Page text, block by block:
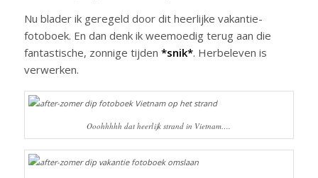
Nu blader ik geregeld door dit heerlijke vakantie-
fotoboek. En dan denk ik weemoedig terug aan die
fantastische, zonnige tijden *snik*. Herbeleven is
verwerken.
Ooohhhhh dat heerlijk strand in Vietnam….